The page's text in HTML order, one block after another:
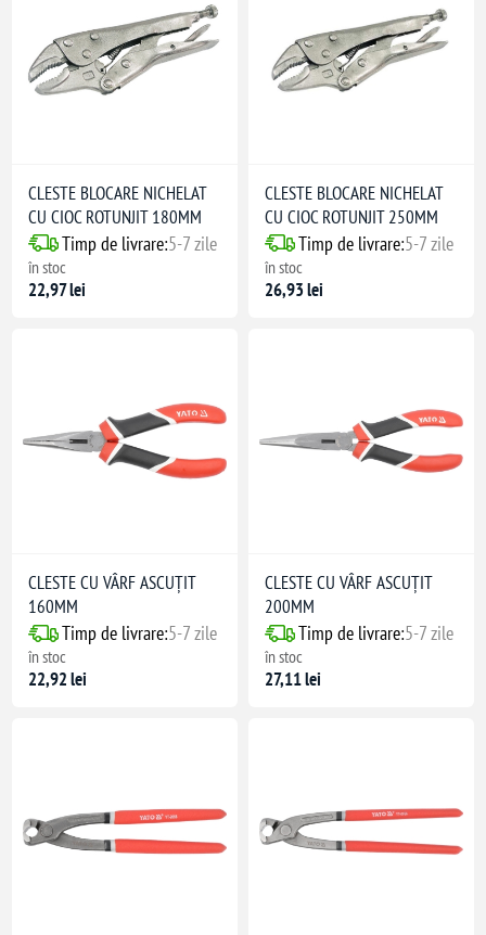
CLESTE BLOCARE NICHELAT
CU CIOC ROTUNJIT 180MM
Timp de livrare:5-7 zile
în stoc
22,97 lei
CLESTE BLOCARE NICHELAT
CU CIOC ROTUNJIT 250MM
Timp de livrare:5-7 zile
în stoc
26,93 lei
CLESTE CU VÂRF ASCUȚIT
160MM
Timp de livrare:5-7 zile
în stoc
22,92 lei
CLESTE CU VÂRF ASCUȚIT
200MM
Timp de livrare:5-7 zile
în stoc
27,11 lei